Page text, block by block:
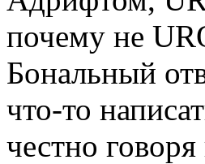
почему не
Бональный
что-то
честно